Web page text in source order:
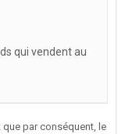
qui vendent au
par conséquent, le